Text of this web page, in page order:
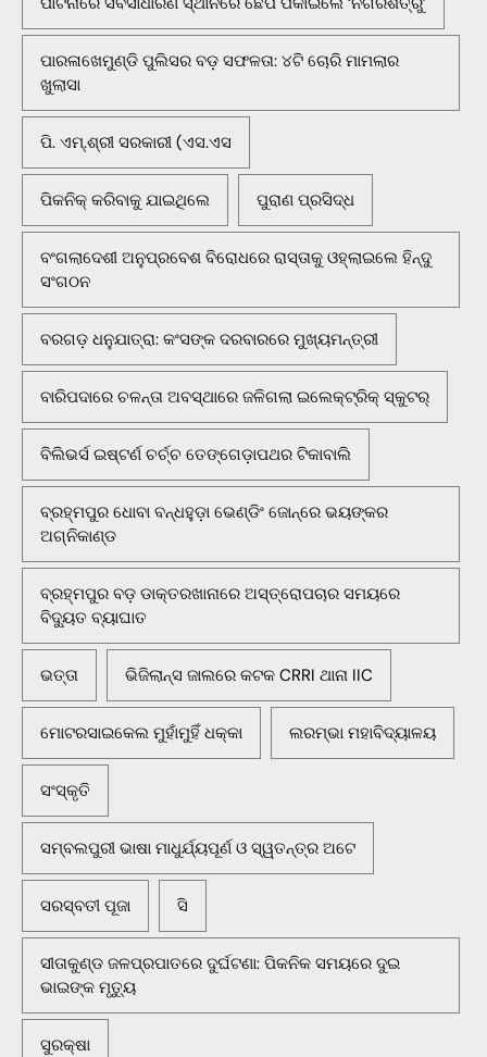
ପାରଳାଖେମୁଣ୍ଡି ପୁଲିସର ବଡ଼ ସଫଳତା: ୪ଟି ଚୋରି ମାମଲାର
ଖୁଲାସା
ପି. ଏମ୍.ଶ୍ରୀ ସରକାରୀ (ଏସ.ଏସ
ପିକନିକ୍‌ କରିବାକୁ ଯାଇଥିଲେ ପୁରାଣ ପ୍ରସିଦ୍ଧ
ବଂଗଲାଦେଶୀ ଅନୁପ୍ରବେଶ ବିରୋଧରେ ରାସ୍ତାକୁ ଓହ୍ଲାଇଲେ ହିନ୍ଦୁ
ସଂଗଠନ
ବରଗଡ଼ ଧନୁଯାତ୍ରା: କଂସଙ୍କ ଦରବାରରେ ମୁଖ୍ୟମନ୍ତ୍ରୀ
ବାରିପଦାରେ ଚଳନ୍ତା ଅବସ୍ଥାରେ ଜଳିଗଲା ଇଲେକ୍ଟ୍ରିକ୍ ସ୍କୁଟର୍
ବିଲିଭର୍ସ ଇଷ୍ଟର୍ଣ ଚର୍ଚ୍ଚ ତେଙ୍ଗେଡ଼ାପଥର ଟିକାବାଲି
ବ୍ରହ୍ମପୁର ଧୋବା ବନ୍ଧହୁଡ଼ା ଭେଣ୍ଡିଂ ଜୋନ୍‌ରେ ଭୟଙ୍କର
ଅଗ୍ନିକାଣ୍ଡ
ବ୍ରହ୍ମପୁର ବଡ଼ ଡାକ୍ତରଖାନାରେ ଅସ୍ତ୍ରୋପଚାର ସମୟରେ
ବିଦ୍ୟୁତ ବ୍ୟାଘାତ
ଭତ୍ତା ଭିଜିଲାନ୍ସ ଜାଲରେ କଟକ CRRI ଥାନା IIC
ମୋଟରସାଇକେଲ ମୁହାଁମୁହିଁ ଧକ୍କା ଲରମ୍ଭା ମହାବିଦ୍ୟାଳୟ
ସଂସ୍କୃତି
ସମ୍ବଲପୁରୀ ଭାଷା ମାଧୁର୍ଯ୍ୟପୂର୍ଣ ଓ ସ୍ୱତନ୍ତ୍ର ଅଟେ
ସରସ୍ବତୀ ପୂଜା ସି
ସୀତାକୁଣ୍ଡ ଜଳପ୍ରପାତରେ ଦୁର୍ଘଟଣା: ପିକନିକ ସମୟରେ ଦୁଇ
ଭାଇଙ୍କ ମୃତ୍ୟୁ
ସୁରକ୍ଷା